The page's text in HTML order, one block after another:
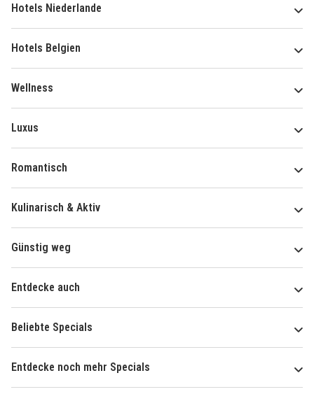
Hotels Niederlande
Hotels Belgien
Wellness
Luxus
Romantisch
Kulinarisch & Aktiv
Günstig weg
Entdecke auch
Beliebte Specials
Entdecke noch mehr Specials